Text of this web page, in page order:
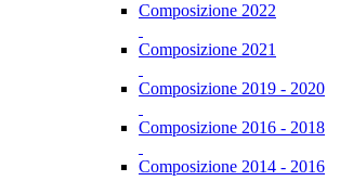
Composizione 2022
Composizione 2021
Composizione 2019 - 2020
Composizione 2016 - 2018
Composizione 2014 - 2016